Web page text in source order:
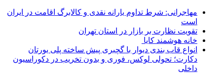
مهاجرانی: شرط تداوم یارانه نقدی و کالابرگ اقامت در ایران
است
تقویت نظارت بر بازار در استان تهران
خانه هوشمند کایا
انواع قاب بندی دیوار با گچبری پیش ساخته پلی یورتان
دکارت؛ تحولی لوکس، فوری و بدون تخریب در دکوراسیون
داخلی